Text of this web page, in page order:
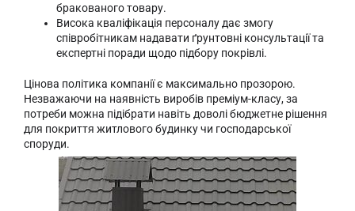
бракованого товару.
Висока кваліфікація персоналу дає змогу
співробітникам надавати ґрунтовні консультації та
експертні поради щодо підбору покрівлі.
Цінова політика компанії є максимально прозорою.
Незважаючи на наявність виробів преміум-класу, за
потреби можна підібрати навіть доволі бюджетне рішення
для покриття житлового будинку чи господарської
споруди.